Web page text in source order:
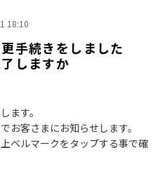
18:10
手続きをしました
しますか
ます。
お客さまにお知らせします。
ベルマークをタップする事で確